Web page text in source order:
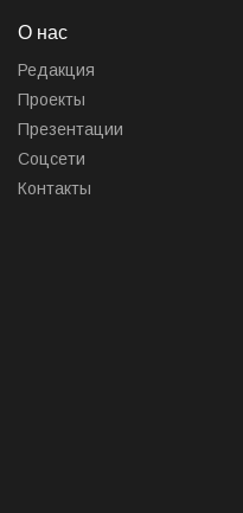
О нас
Редакция
Проекты
Презентации
Соцсети
Контакты